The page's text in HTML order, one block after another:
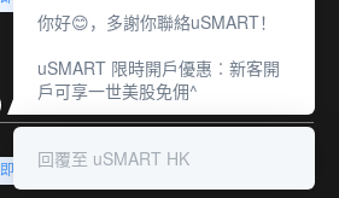
即將對外
你好😊，多謝你聯絡uSMART！
uSMART 限時開戶優惠︰新客開
戶可享一世美股免佣^
回覆至 uSMART HK